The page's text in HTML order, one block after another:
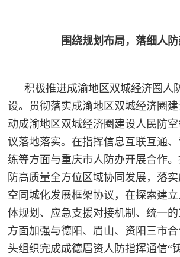
围绕规划布局，落细人
积极推进成渝地区双城经济圈人
设。贯彻落实成渝地区双城经济圈
动成渝地区双城经济圈建设人民防
议落地落实。在指挥信息互联互通、
练等方面与重庆市人防办开展合作
防高质量全方位区域协同发展，落
空同城化发展框架协议，在探索建
体规划、应急支援对接机制、统一
方面加强与德阳、眉山、资阳三市
头组织完成成德眉资人防指挥通信“